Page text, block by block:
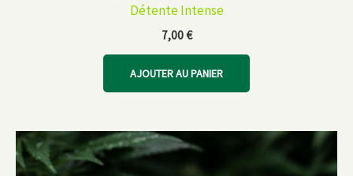
Détente Intense
7,00€
AJOUTER AU PANIER